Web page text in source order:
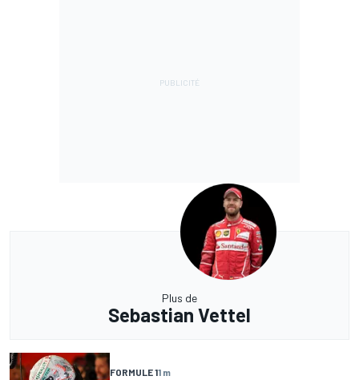
Plus de
Sebastian Vettel
FORMULE 11 m